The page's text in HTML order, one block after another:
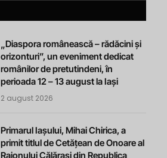
„Diaspora românească – rădăcini și
orizonturi”, un eveniment dedicat
românilor de pretutindeni, în
perioada 12 – 13 august la Iași
2 august 2026
Primarul Iașului, Mihai Chirica, a
primit titlul de Cetățean de Onoare al
Raionului Călărași din Republica